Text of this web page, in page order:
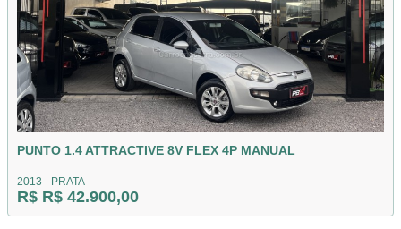
PUNTO 1.4 ATTRACTIVE 8V FLEX 4P MANUAL
2013 - PRATA
R$ R$ 42.900,00